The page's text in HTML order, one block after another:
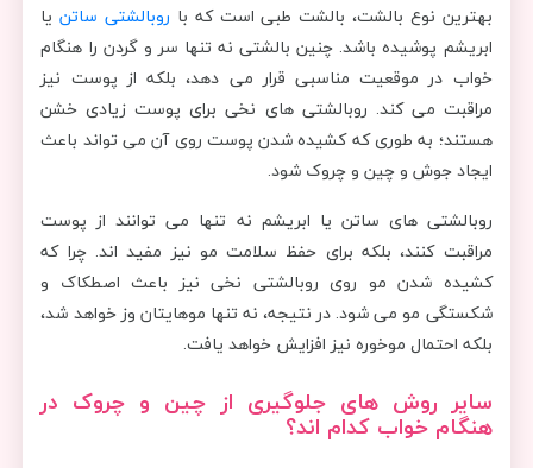
بهترین نوع بالشت، بالشت طبی است که با روبالشتی ساتنیا
ابریشم پوشیده باشد. چنین بالشتی نه تنها سر و گردن را هنگام
خواب در موقعیت مناسبی قرار می دهد، بلکه از پوست نیز
مراقبت می کند. روبالشتی های نخی برای پوست زیادی خشن
هستند؛ به طوری که کشیده شدن پوست روی آن می تواند باعث
ایجاد جوش و چین و چروک شود.
روبالشتی های ساتن یا ابریشم نه تنها می توانند از پوست
مراقبت کنند، بلکه برای حفظ سلامت مو نیز مفید اند. چرا که
کشیده شدن مو روی روبالشتی نخی نیز باعث اصطکاک و
شکستگی مو می شود. در نتیجه، نه تنها موهایتان وز خواهد شد،
بلکه احتمال موخوره نیز افزایش خواهد یافت.
سایر روش های جلوگیری از چین و چروک در
هنگام خواب کدام اند؟